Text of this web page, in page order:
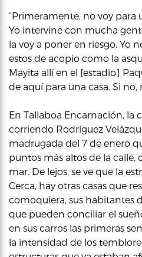
“Primeramente, no voy para
Yo intervine con mucha
la voy a poner en riesgo. Yo
estos de acopio como la
Mayita allí en el [estadio]
de aquí para una casa. Si
En Tallaboa Encarnación, la
corriendo Rodríguez
madrugada del 7 de enero
puntos más altos de la calle,
mar. De lejos, se ve que la
Cerca, hay otras casas que
comoquiera, sus habitantes
que pueden conciliar el
en sus carros las primeras
la intensidad de los